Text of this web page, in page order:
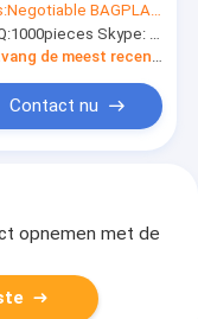
Voedsel
Zak,
te gebruiken
Negotiable BAGPLASTICS@YAHOO.COM
1000pieces Skype: mydearneil
Ontvang de meest recente Prijs
Contact nu
opnemen met de